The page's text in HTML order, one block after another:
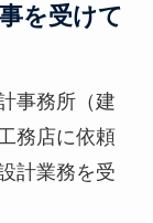
を受けて
事務所（建
務店に依頼
計業務を受